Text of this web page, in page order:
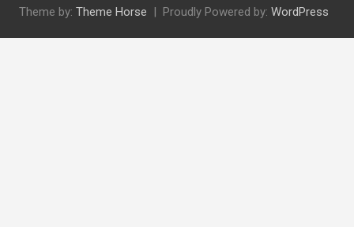
Theme by: Theme Horse Proudly Powered by: WordPress